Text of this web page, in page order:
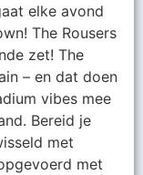
elke avond
The Rousers
zet! The
– en dat doen
vibes mee
Bereid je
met
met